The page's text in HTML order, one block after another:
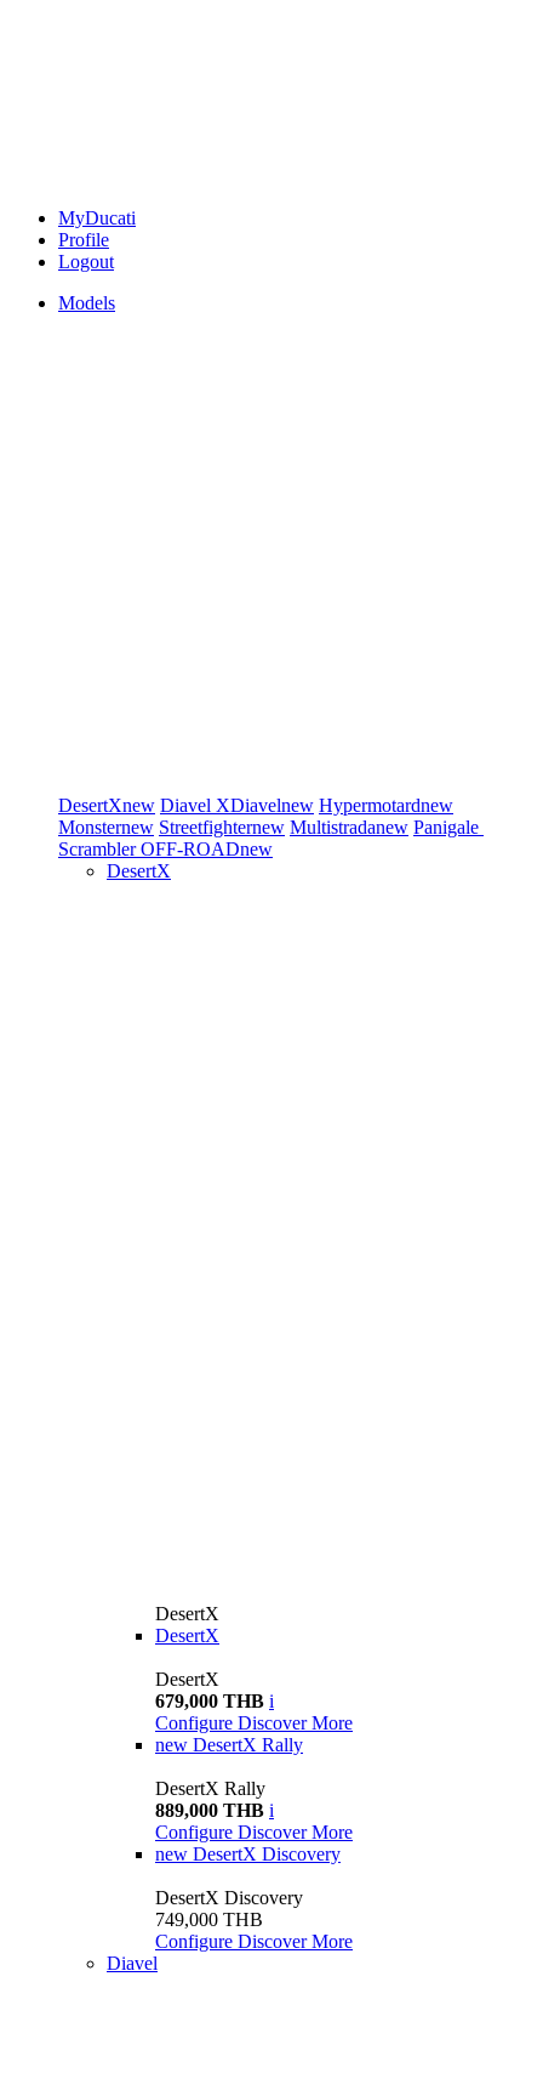
MyDucati
Profile
Logout
Models
DesertXnew Diavel XDiavelnew Hypermotardnew
Monsternew Streetfighternew Multistradanew Panigale
ScramblerOFF-ROADnew
DesertX
DesertX
DesertX
DesertX
679,000 THB i
Configure Discover More
new DesertX Rally
DesertX Rally
889,000 THB i
Configure Discover More
new DesertX Discovery
DesertX Discovery
749,000 THB
Configure Discover More
Diavel